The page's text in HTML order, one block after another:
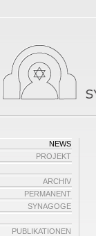
NEWS
PROJEKT
ARCHIV
PERMANENT
SYNAGOGE
PUBLIKATIONEN